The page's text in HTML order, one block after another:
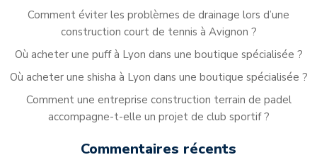
Comment éviter les problèmes de drainage lors d’une
construction court de tennis à Avignon ?
Où acheter une puff à Lyon dans une boutique spécialisée ?
Où acheter une shisha à Lyon dans une boutique spécialisée ?
Comment une entreprise construction terrain de padel
accompagne-t-elle un projet de club sportif ?
Commentaires récents